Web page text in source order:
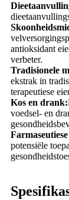
antioksidant
verbeter.
Tradisionele
ekstrak in
terapeutiese
Kos en drank:
voedsel- en
potensiële